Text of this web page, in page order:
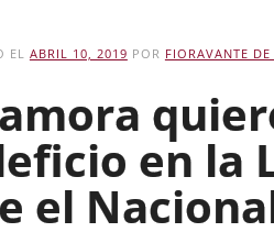
EL ABRIL 10, 2019 POR FIORAVANTE
en la
el